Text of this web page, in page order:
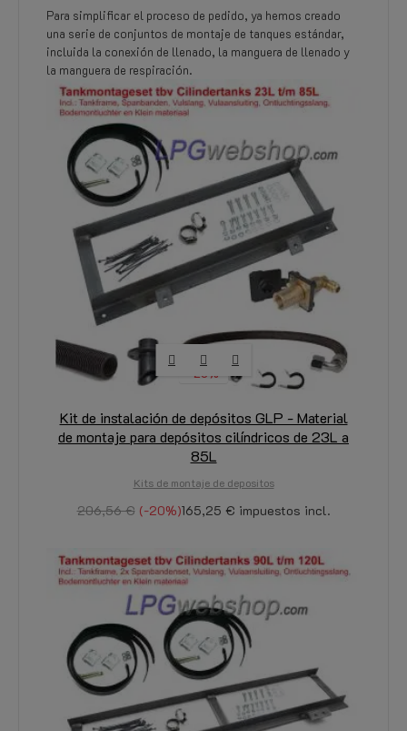
Para simplificar el proceso de pedido, ya hemos creado
una serie de conjuntos de montaje de tanques estándar,
incluida la conexión de llenado, la manguera de llenado y
la manguera de respiración.
-20%
Kit de instalación de depósitos GLP - Material
de montaje para depósitos cilíndricos de 23L a
85L
Kits de montaje de depositos
206,56 € -20% 165,25 € impuestos incl.